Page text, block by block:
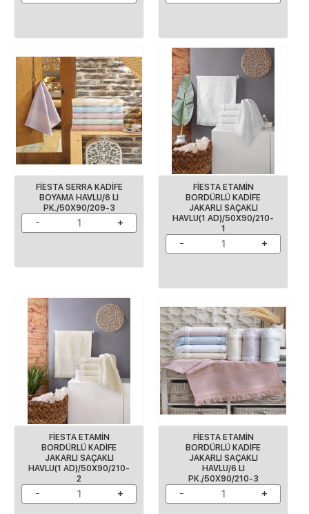
FİESTA SERRA KADİFE
BOYAMA HAVLU/6 LI
PK./50X90/209-3
FİESTA ETAMİN
BORDÜRLÜ KADİFE
JAKARLI SAÇAKLI
HAVLU(1 AD)/50X90/210-
1
FİESTA ETAMİN
BORDÜRLÜ KADİFE
JAKARLI SAÇAKLI
HAVLU(1 AD)/50X90/210-
2
FİESTA ETAMİN
BORDÜRLÜ KADİFE
JAKARLI SAÇAKLI
HAVLU/6 LI
PK./50X90/210-3